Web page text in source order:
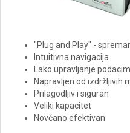
"Plug and Play" -
Intuitivna navigacija
Lako upravljanje
Napravljen od izdržljivih
Prilagodljiv i siguran
Veliki kapacitet
Novčano efektivan